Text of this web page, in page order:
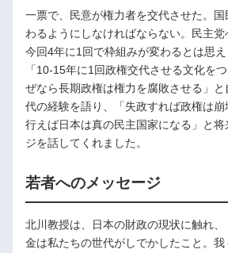
一票で、民意が権力者を交代させた。
わるようにしなければならない。民主党
今回4年に1回で枠組みが変わるとは思
「10-15年に1回政権交代させる文化を
ぜなら長期政権は権力を腐敗させる」
代の経験を語り、「失政すれば政権は
行えば日本は真の民主国家になる」と
ジを話してくれました。
若者へのメッセージ
北川教授は、日本の財政の現状に触れ
金は私たちの世代がしでかしたこと。